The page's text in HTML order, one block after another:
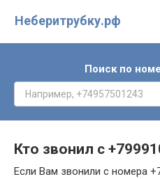
Неберитрубку.рф
Поиск по
Кто звонил с
Если Вам звонили с номера